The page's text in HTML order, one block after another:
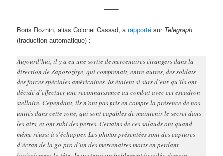
——-
Boris Rozhin, alias Colonel Cassad, a rapporté sur Telegraph
(traduction automatique) :
Aujourd’hui, il y a eu une sortie de mercenaires étrangers dans la
direction de Zaporozhye, qui comprenait, entre autres, des soldats
des forces spéciales américaines. Ils étaient si sûrs d’eux qu’ils ont
décidé d’effectuer une reconnaissance au combat avec cet escadron
stellaire. Cependant, ils n’ont pas pris en compte la présence de nos
unités dans cette zone, qui sont capables de maintenir le secret dans
les airs, et ont subi des pertes. Certains de ces salauds ont quand
même réussi à s’échapper. Les photos présentées sont des captures
d’écran de la go-pro d’un des mercenaires morts en perdant